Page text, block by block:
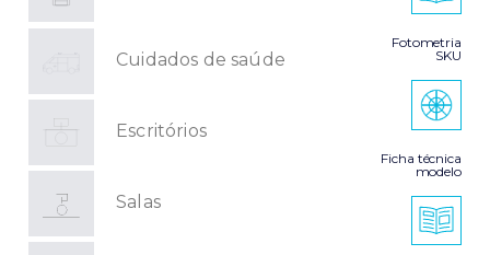
Cuidados de saúde
Escritórios
Salas
Fotometria
SKU
Ficha técnica
modelo